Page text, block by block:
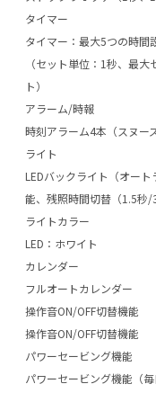
タイマー
タイマー：最大5つの時間
（セット単位：1秒、最
ト）
アラーム/時報
時刻アラーム4本（スヌー
ライト
LEDバックライト（オー
能、残照時間切替（1.5秒/
ライトカラー
LED：ホワイト
カレンダー
フルオートカレンダー
操作音ON/OFF切替機能
操作音ON/OFF切替機能
パワーセービング機能
パワーセービング機能（